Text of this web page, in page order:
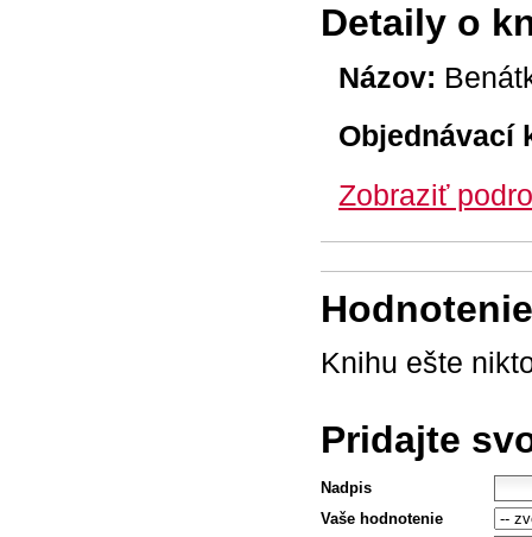
Detaily o
Názov:
Objednávací
Zobraziť
Knihu ešte
Pridajte
Nadpis
Vaše hodnotenie